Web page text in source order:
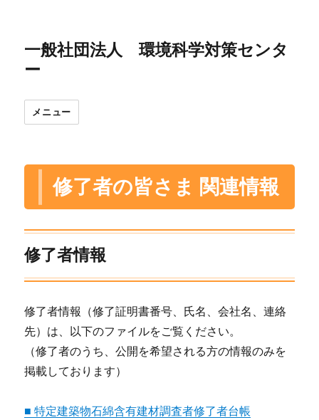
一般社団法人 環境科学対策センタ
ー
メニュー
修了者の皆さま 関連情報
修了者情報
修了者情報（修了証明書番号、氏名、会社名、連絡
先）は、以下のファイルをご覧ください。
（修了者のうち、公開を希望される方の情報のみを
掲載しております）
■ 特定建築物石綿含有建材調査者修了者台帳